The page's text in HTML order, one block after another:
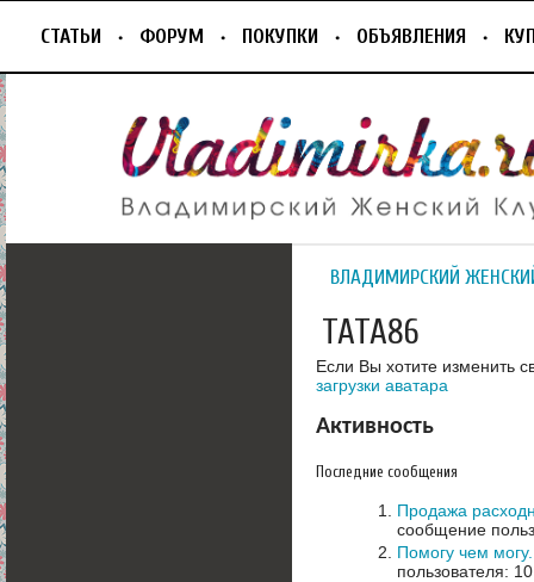
СТАТЬИ ФОРУМ ПОКУПКИ ОБЪЯВЛЕНИЯ
ВЛАДИМИРСКИЙ
ТАТА86
Если Вы хотите изменить
загрузки аватара
Активность
Последние сообщения
Продажа
сообщение
Помогу чем
пользователя: